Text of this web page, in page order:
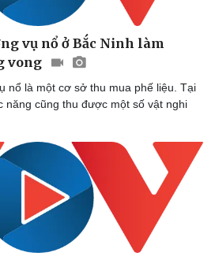
Công nghệ
Sành điệu
Trải nghiệm
Chuyển đổi số
vụ nổ ở Bắc Ninh làm
vong
nổ là một cơ sở thu mua phế liệu. Tại
năng cũng thu được một số vật nghi